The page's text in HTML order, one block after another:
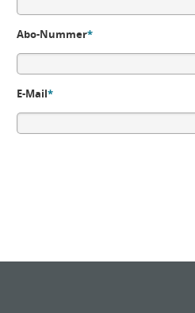
Abo-Nummer*
E-Mail*